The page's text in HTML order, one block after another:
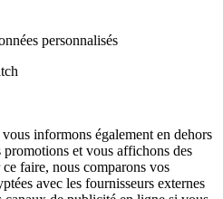
personnalisés
informons également en dehors
promotions et vous affichons des
faire, nous comparons vos
avec les fournisseurs externes